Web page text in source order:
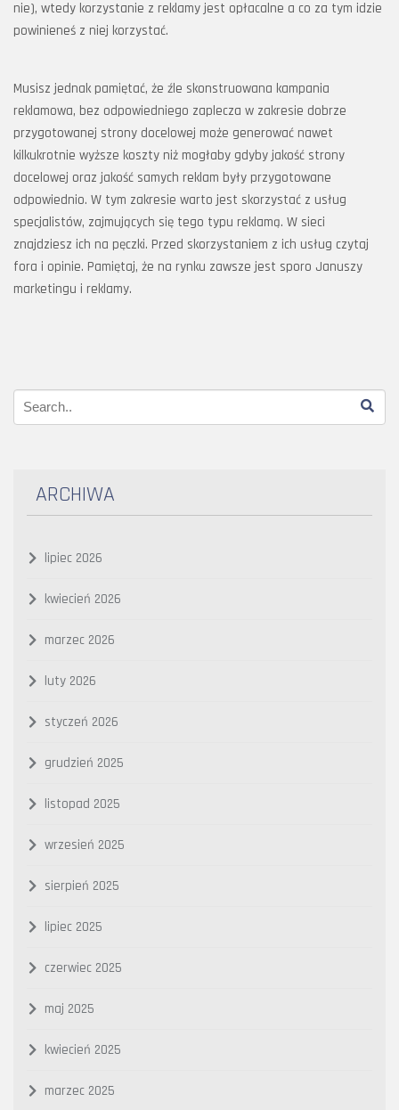
nie), wtedy korzystanie z reklamy jest opłacalne a co za tym idzie
powinieneś z niej korzystać.
Musisz jednak pamiętać, że źle skonstruowana kampania
reklamowa, bez odpowiedniego zaplecza w zakresie dobrze
przygotowanej strony docelowej może generować nawet
kilkukrotnie wyższe koszty niż mogłaby gdyby jakość strony
docelowej oraz jakość samych reklam były przygotowane
odpowiednio. W tym zakresie warto jest skorzystać z usług
specjalistów, zajmujących się tego typu reklamą. W sieci
znajdziesz ich na pęczki. Przed skorzystaniem z ich usług czytaj
fora i opinie. Pamiętaj, że na rynku zawsze jest sporo Januszy
marketingu i reklamy.
ARCHIWA
lipiec 2026
kwiecień 2026
marzec 2026
luty 2026
styczeń 2026
grudzień 2025
listopad 2025
wrzesień 2025
sierpień 2025
lipiec 2025
czerwiec 2025
maj 2025
kwiecień 2025
marzec 2025